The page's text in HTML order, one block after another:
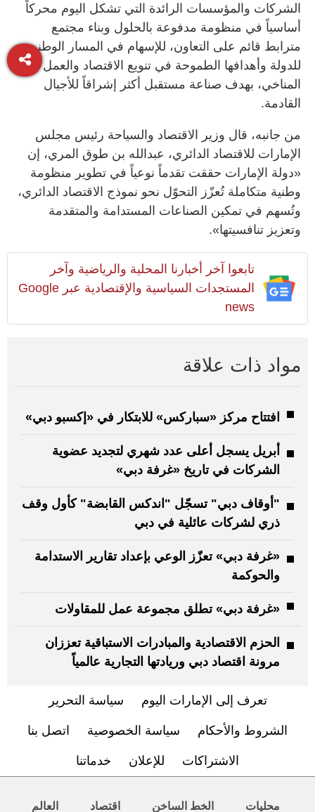
الشركات والمؤسسات الرائدة التي تشكل اليوم محركاً
أساسياً في منظومة مدفوعة بالحلول وبناء مجتمع
مترابط قائم على التعاون، للإسهام في المسار الوطني
للدولة وأهدافها الطموحة في تنويع الاقتصاد والعمل
المناخي، بهدف صناعة مستقبل أكثر إشراقاً للأجيال
القادمة.
من جانبه، قال وزير الاقتصاد والسياحة رئيس مجلس
الإمارات للاقتصاد الدائري، عبدالله بن طوق المري، إن
«دولة الإمارات حققت تقدماً نوعياً في تطوير منظومة
وطنية متكاملة تُعزّز التحوّل نحو نموذج الاقتصاد الدائري،
وتُسهم في تمكين الصناعات المستدامة والمتقدمة
وتعزيز تنافسيتها».
تابعوا آخر أخبارنا المحلية والرياضية وآخر
المستجدات السياسية والإقتصادية عبر Google
news
مواد ذات علاقة
افتتاح مركز «سباركس» للابتكار في «إكسبو دبي»
أبريل يسجل أعلى عدد شهري لتجديد عضوية
الشركات في تاريخ «غرفة دبي»
"أوقاف دبي" تسجّل "اندكس القابضة" كأول وقف
ذري لشركات عائلية في دبي
«غرفة دبي» تعزّز الوعي بإعداد تقارير الاستدامة
والحوكمة
«غرفة دبي» تطلق مجموعة عمل للمقاولات
الحزم الاقتصادية والمبادرات الاستباقية تعززان
مرونة اقتصاد دبي وريادتها التجارية عالمياً
تعرف إلى الإمارات اليوم سياسة التحرير
الشروط والأحكام سياسة الخصوصية اتصل بنا
الاشتراكات للإعلان خدماتنا
محليات الخط الساخن اقتصاد العالم